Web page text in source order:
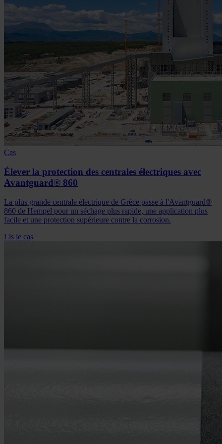
Cas
Élever la protection des centrales électriques avec
Avantguard® 860
La plus grande centrale électrique de Grèce passe à l'Avantguard®
860 de Hempel pour un séchage plus rapide, une application plus
facile et une protection supérieure contre la corrosion.
Lis le cas